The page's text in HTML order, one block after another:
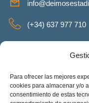
Para ofrecer las mejores
cookies para almacenar y/o
consentimiento de estas
(+34) 637 977 710
REDES